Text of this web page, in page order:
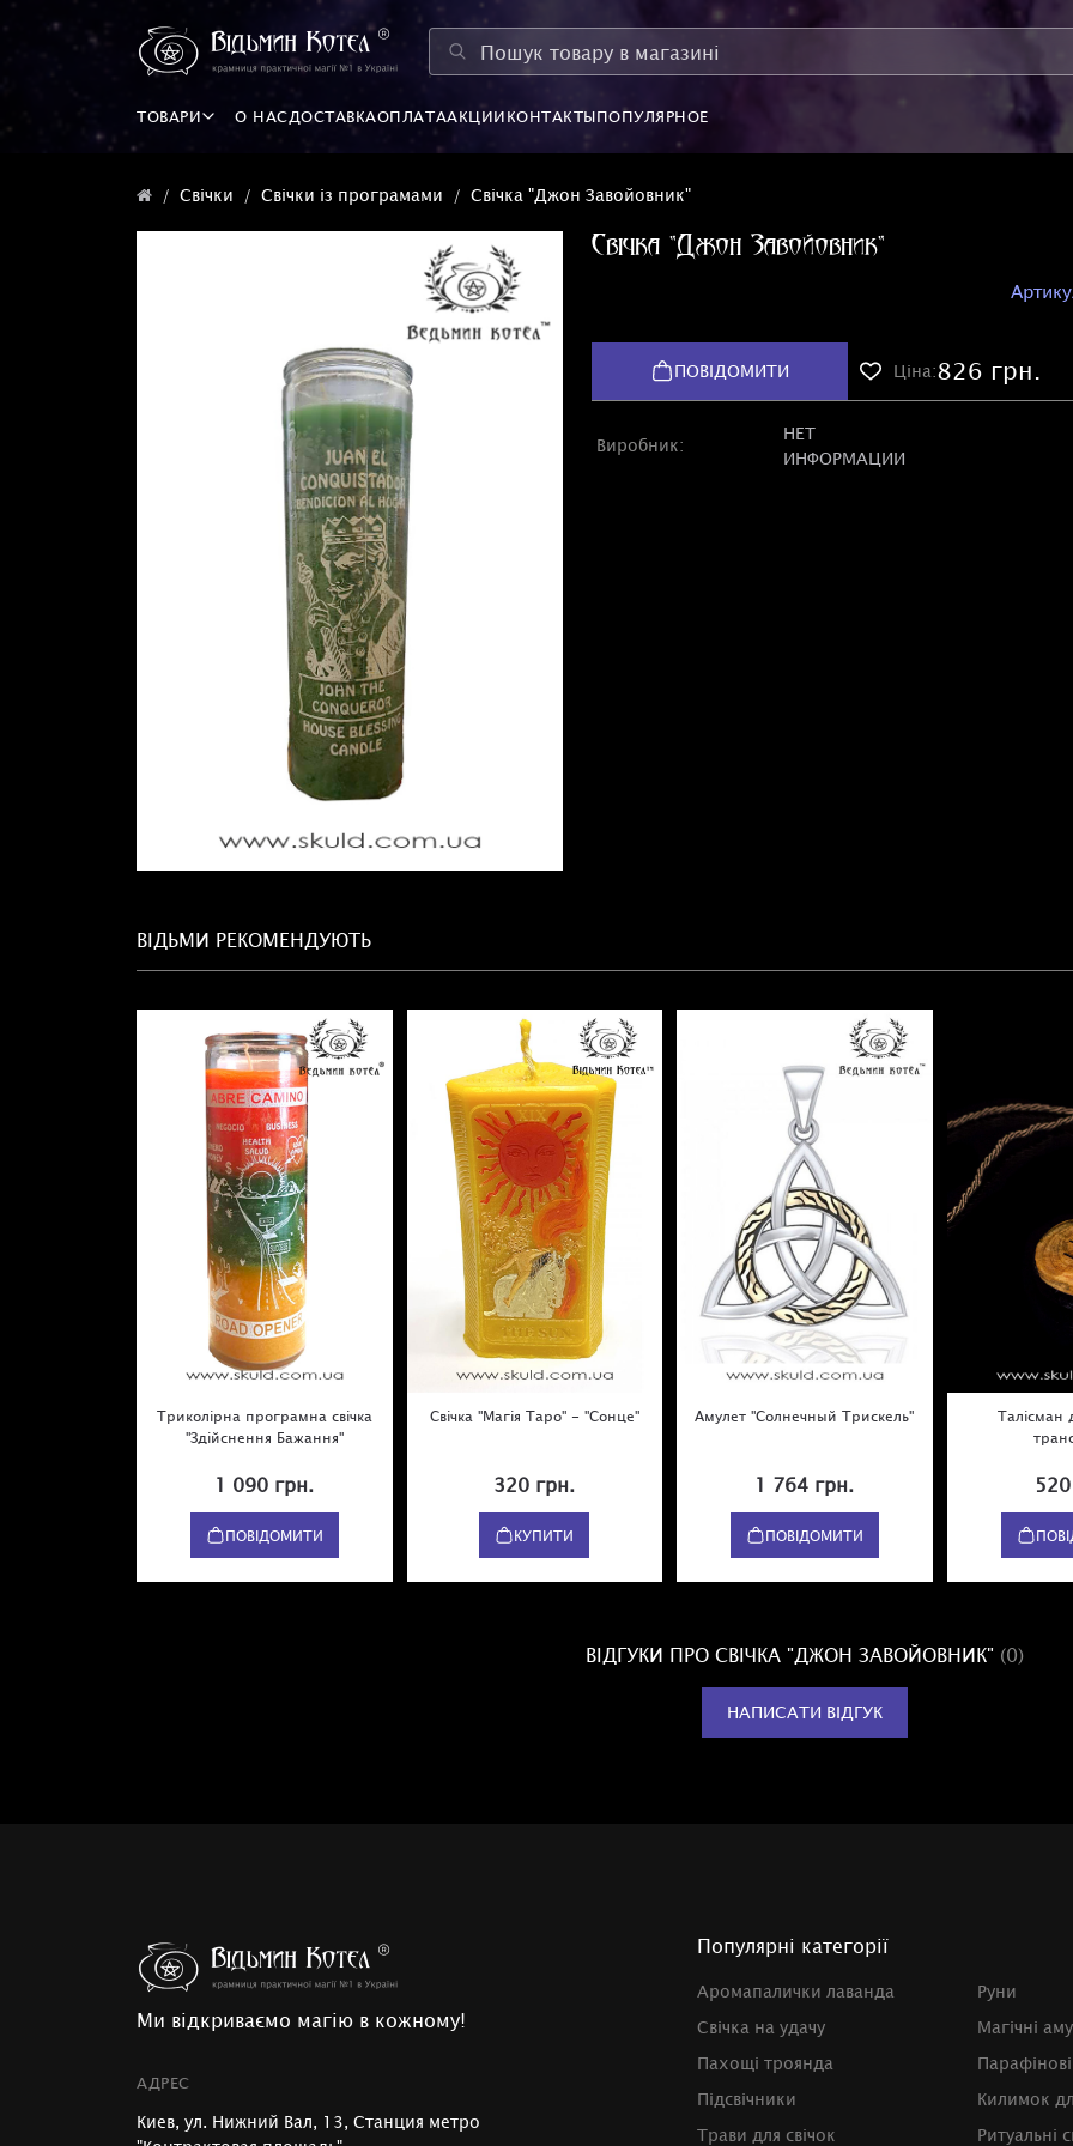
ТОВАРИ О НАСДОСТАВКАОПЛАТААКЦИИКОНТАКТЫПОПУЛЯРНОЕ
Свічки Свічки із програмами Свічка "Джон Завойовник"
Свічка "Джон Завойовник"
ПОВІДОМИТИ Ціна:826 грн.
Виробник:
НЕТ
ИНФОРМАЦИИ
ВІДЬМИ РЕКОМЕНДУЮТЬ
Триколірна програмна свічка
"Здійснення Бажання"
1 090 грн.
ПОВІДОМИТИ
Свічка "Магія Таро" - "Сонце"
320 грн.
КУПИТИ
Амулет "Солнечный Трискель"
1 764 грн.
ПОВІДОМИТИ
Талісман
ВІДГУКИ ПРО СВІЧКА "ДЖОН ЗАВОЙОВНИК" (0)
НАПИСАТИ ВІДГУК
Ми відкриваємо магію в кожному!
АДРЕС
Киев, ул. Нижний Вал, 13, Станция метро
Популярні категорії
Аромапалички лаванда
Руни
Свічка на удачу
Магічні
Пахощі троянда
Парафінові
Підсвічники
Килимок
Трави для свічок
Ритуальні